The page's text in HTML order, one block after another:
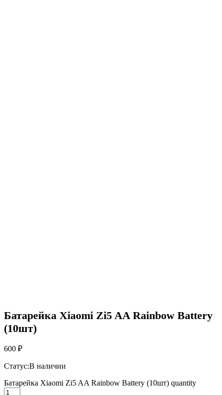
Батарейка Xiaomi Zi5 AA Rainbow Battery
(10шт)
600 ₽
Статус:В наличии
Батарейка Xiaomi Zi5 AA Rainbow Battery (10шт) quantity